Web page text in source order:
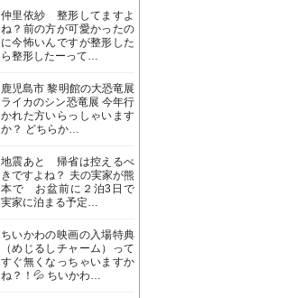
仲里依紗 整形してますよ
ね？前の方が可愛かったの
に今怖いんですが整形した
ら整形したーって…
鹿児島市 黎明館の大恐竜展
ライカのシン恐竜展 今年行
かれた方いらっしゃいます
か？ どちらか…
地震あと 帰省は控えるべ
きですよね？ 夫の実家が熊
本で お盆前に２泊3日で
実家に泊まる予定…
ちいかわの映画の入場特典
（めじるしチャーム）って
すぐ無くなっちゃいますか
ね？！💦 ちいかわ…